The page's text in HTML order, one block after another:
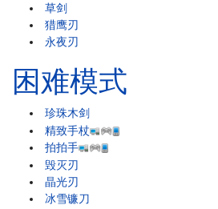
草剑
猎鹰刃
永夜刃
困难模式
珍珠木剑
精致手杖
拍拍手
毁灭刃
晶光刃
冰雪镰刀